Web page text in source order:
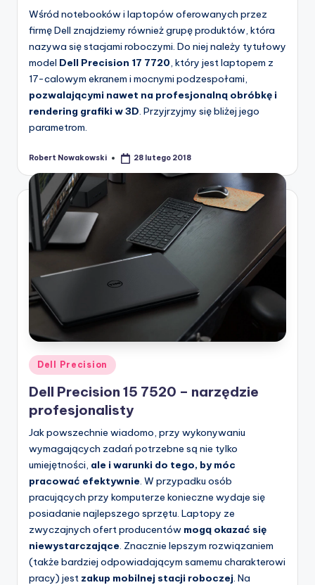
Wśród notebooków i laptopów oferowanych przez
firmę Dell znajdziemy również grupę produktów, która
nazywa się stacjami roboczymi. Do niej należy tytułowy
model Dell Precision 17 7720 , który jest laptopem z
17-calowym ekranem i mocnymi podzespołami,
pozwalającymi nawet na profesjonalną obróbkę i
rendering grafiki w 3D . Przyjrzyjmy się bliżej jego
parametrom.
Posted
Robert Nowakowski 28 lutego 2018
Posted
in
Dell Precision
Dell Precision 15 7520 – narzędzie
profesjonalisty
Jak powszechnie wiadomo, przy wykonywaniu
wymagających zadań potrzebne są nie tylko
umiejętności, ale i warunki do tego, by móc
pracować efektywnie. W przypadku osób
pracujących przy komputerze konieczne wydaje się
posiadanie najlepszego sprzętu. Laptopy ze
zwyczajnych ofert producentów mogą okazać się
niewystarczające. Znacznie lepszym rozwiązaniem
(także bardziej odpowiadającym samemu charakterowi
pracy) jest zakup mobilnej stacji roboczej. Na